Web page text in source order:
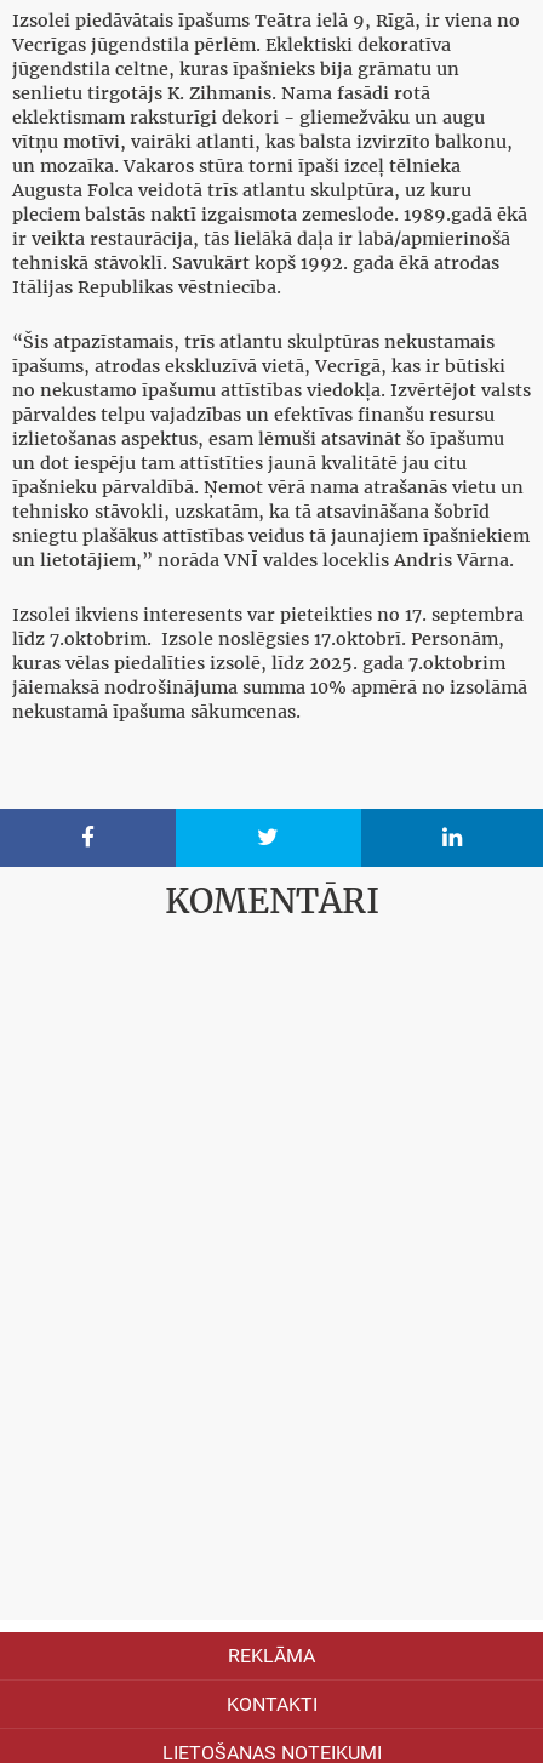
Izsolei piedāvātais īpašums Teātra ielā 9, Rīgā, ir viena no
Vecrīgas jūgendstila pērlēm. Eklektiski dekoratīva
jūgendstila celtne, kuras īpašnieks bija grāmatu un
senlietu tirgotājs K. Zihmanis. Nama fasādi rotā
eklektismam raksturīgi dekori - gliemežvāku un augu
vītņu motīvi, vairāki atlanti, kas balsta izvirzīto balkonu,
un mozaīka. Vakaros stūra torni īpaši izceļ tēlnieka
Augusta Folca veidotā trīs atlantu skulptūra, uz kuru
pleciem balstās naktī izgaismota zemeslode. 1989.gadā ēkā
ir veikta restaurācija, tās lielākā daļa ir labā/apmierinošā
tehniskā stāvoklī. Savukārt kopš 1992. gada ēkā atrodas
Itālijas Republikas vēstniecība.
“Šis atpazīstamais, trīs atlantu skulptūras nekustamais
īpašums, atrodas ekskluzīvā vietā, Vecrīgā, kas ir būtiski
no nekustamo īpašumu attīstības viedokļa. Izvērtējot valsts
pārvaldes telpu vajadzības un efektīvas finanšu resursu
izlietošanas aspektus, esam lēmuši atsavināt šo īpašumu
un dot iespēju tam attīstīties jaunā kvalitātē jau citu
īpašnieku pārvaldībā. Ņemot vērā nama atrašanās vietu un
tehnisko stāvokli, uzskatām, ka tā atsavināšana šobrīd
sniegtu plašākus attīstības veidus tā jaunajiem īpašniekiem
un lietotājiem,” norāda VNĪ valdes loceklis Andris Vārna.
Izsolei ikviens interesents var pieteikties no 17. septembra
līdz 7.oktobrim. Izsole noslēgsies 17.oktobrī. Personām,
kuras vēlas piedalīties izsolē, līdz 2025. gada 7.oktobrim
jāiemaksā nodrošinājuma summa 10% apmērā no izsolāmā
nekustamā īpašuma sākumcenas.
  
KOMENTĀRI
REKLĀMA
KONTAKTI
LIETOŠANAS NOTEIKUMI